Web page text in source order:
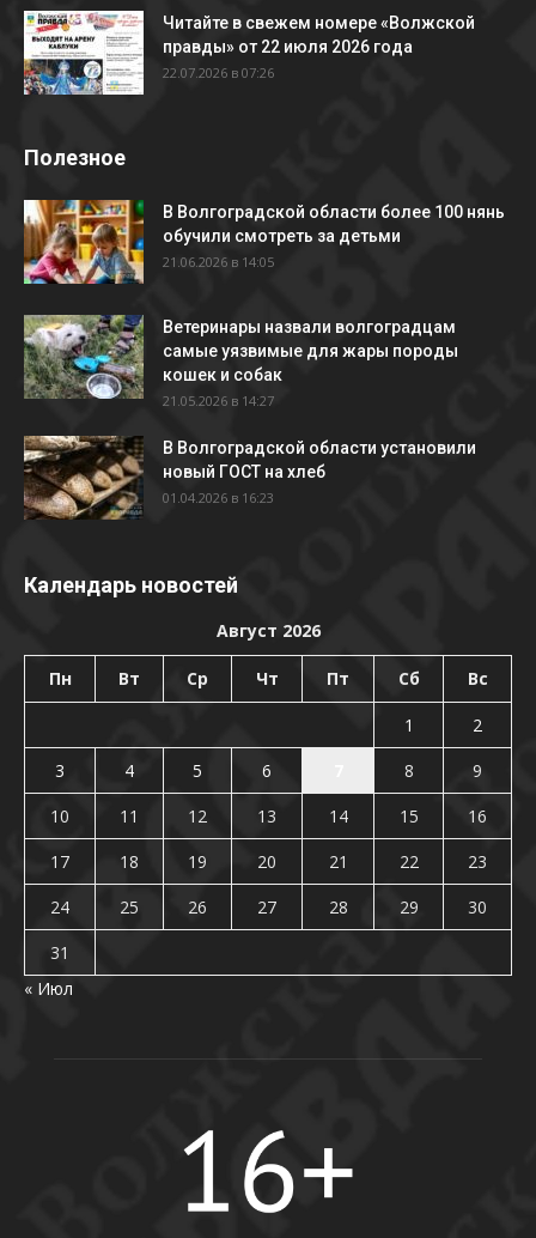
Читайте в свежем номере «Волжской
правды» от 22 июля 2026 года
22.07.2026 в 07:26
Полезное
В Волгоградской области более 100 нянь
обучили смотреть за детьми
21.06.2026 в 14:05
Ветеринары назвали волгоградцам
самые уязвимые для жары породы
кошек и собак
21.05.2026 в 14:27
В Волгоградской области установили
новый ГОСТ на хлеб
01.04.2026 в 16:23
Календарь новостей
Август 2026
Пн Вт Ср Чт Пт Сб Вс
1
2
3
4 5 6 8
9
10
11 12 13 14 15
16
17
18 19 20 21 22
23
24
25 26 27 28 29
30
31
« Июл